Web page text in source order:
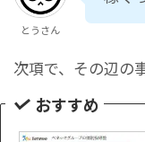
とうさん
次項で、その辺の
おすすめ